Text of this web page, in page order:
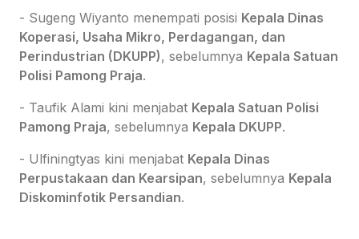
- Sugeng Wiyanto menempati posisi Kepala Dinas
Koperasi, Usaha Mikro, Perdagangan, dan
Perindustrian (DKUPP), sebelumnya Kepala Satuan
Polisi Pamong Praja.
- Taufik Alami kini menjabat Kepala Satuan Polisi
Pamong Praja, sebelumnya Kepala DKUPP.
- Ulfiningtyas kini menjabat Kepala Dinas
Perpustakaan dan Kearsipan, sebelumnya Kepala
Diskominfotik Persandian.